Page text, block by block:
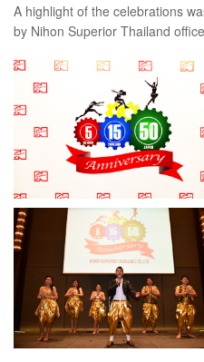
A highlight of the celebrations
by Nihon Superior Thailand